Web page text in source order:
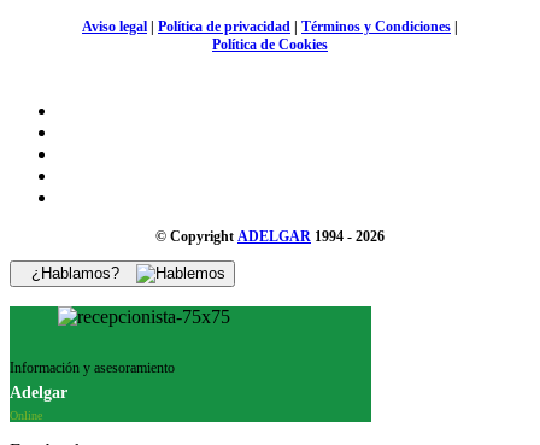
Aviso legal | Política de privacidad | Términos y Condiciones |
Política de Cookies
© Copyright ADELGAR 1994 - 2026
¿Hablamos?
Información y asesoramiento
Adelgar
Online